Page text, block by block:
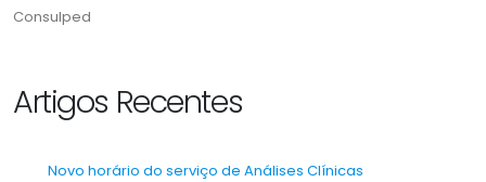
Consulped
Artigos Recentes
Novo horário do serviço de Análises Clínicas